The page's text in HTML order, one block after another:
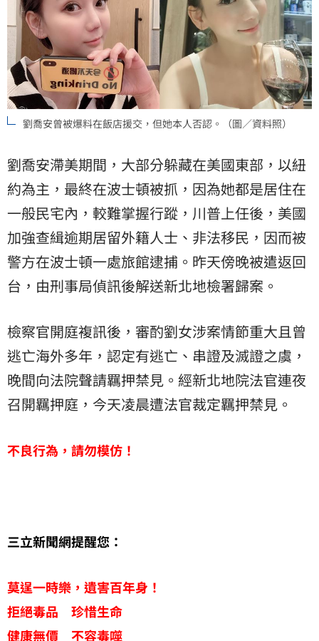
劉喬安曾被爆料在飯店援交，但她本人否認。（圖／資料照）
劉喬安滯美期間，大部分躲藏在美國東部，以紐
約為主，最終在波士頓被抓，因為她都是居住在
一般民宅內，較難掌握行蹤，川普上任後，美國
加強查緝逾期居留外籍人士、非法移民，因而被
警方在波士頓一處旅館逮捕。昨天傍晚被遣返回
台，由刑事局偵訊後解送新北地檢署歸案。
檢察官開庭複訊後，審酌劉女涉案情節重大且曾
逃亡海外多年，認定有逃亡、串證及滅證之虞，
晚間向法院聲請羈押禁見。經新北地院法官連夜
召開羈押庭，今天凌晨遭法官裁定羈押禁見。
不良行為，請勿模仿！
三立新聞網提醒您：
莫逞一時樂，遺害百年身！
拒絕毒品 珍惜生命
健康無價 不容毒噬